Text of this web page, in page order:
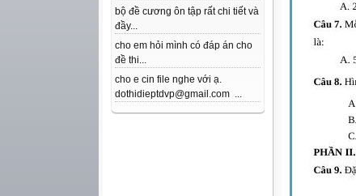
bộ đề cương ôn tập rất chi tiết và
đầy...
cho em hỏi mình có đáp án cho
đề thi...
cho e cin file nghe với ạ.
dothidieptdvp@gmail.com ...